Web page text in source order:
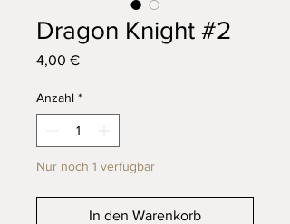
Dragon Knight #2
4,00 €Preis
Anzahl *
Nur noch 1 verfügbar
In den Warenkorb